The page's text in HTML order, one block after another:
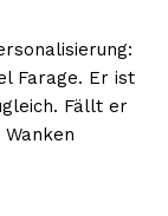
Farage. Er ist
Fällt er